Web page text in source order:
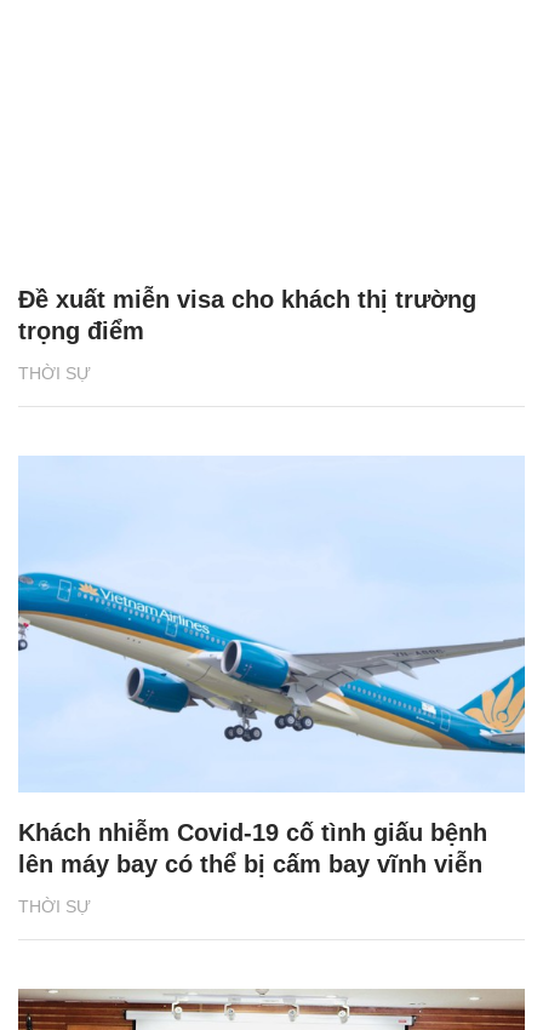
THỜI SỰ
Đề xuất miễn visa cho khách thị trường
trọng điểm
THỜI SỰ
Khách nhiễm Covid-19 cố tình giấu bệnh
lên máy bay có thể bị cấm bay vĩnh viễn